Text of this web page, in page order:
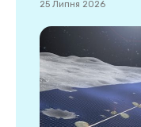
25 Липня 2026